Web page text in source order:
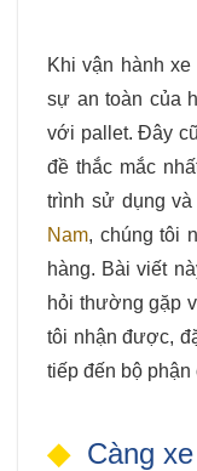
Khi vận hành
sự an toàn của
với pallet. Đây
đề thắc mắc
trình sử dụng
Nam, chúng tôi
hàng. Bài viết
hỏi thường gặp
tôi nhận được,
tiếp đến bộ phận
Càng